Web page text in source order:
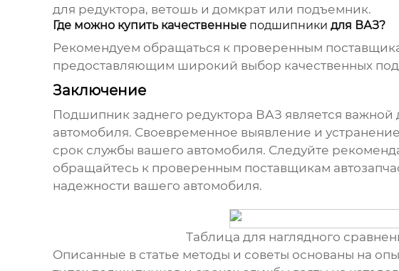
для редуктора, ветошь и домкрат или подъемник.
Где можно купить качественные подшипники для ВАЗ?
Рекомендуем обращаться к проверенным
предоставляющим широкий выбор качественных
Заключение
Подшипник заднего редуктора ВАЗ является
автомобиля. Своевременное выявление и
срок службы вашего автомобиля. Следуйте
обращайтесь к проверенным поставщикам
надежности вашего автомобиля.
Таблица для наглядного
Описанные в статье методы и советы основаны на